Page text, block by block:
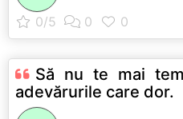
Să nu te mai
adevărurile care dor.